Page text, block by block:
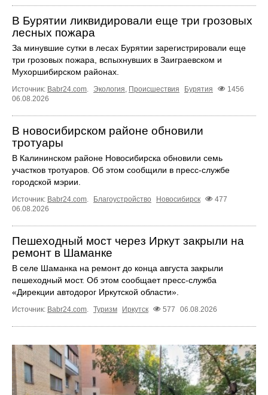
В Бурятии ликвидировали еще три грозовых
лесных пожара
За минувшие сутки в лесах Бурятии зарегистрировали еще
три грозовых пожара, вспыхнувших в Заиграевском и
Мухоршибирском районах.
Источник: Babr24.com. Экология, Происшествия Бурятия
1456
06.08.2026
В новосибирском районе обновили
тротуары
В Калининском районе Новосибирска обновили семь
участков тротуаров. Об этом сообщили в пресс-службе
городской мэрии.
Источник: Babr24.com. Благоустройство Новосибирск
477
06.08.2026
Пешеходный мост через Иркут закрыли на
ремонт в Шаманке
В селе Шаманка на ремонт до конца августа закрыли
пешеходный мост. Об этом сообщает пресс‑служба
«Дирекции автодорог Иркутской области».
Источник: Babr24.com. Туризм Иркутск 577 06.08.2026